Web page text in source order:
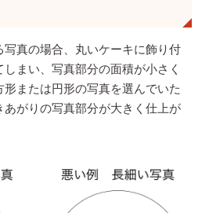
真の場合、丸いケーキに飾り付
まい、写真部分の面積が小さく
または円形の写真を選んでいた
あがりの写真部分が大きく仕上が